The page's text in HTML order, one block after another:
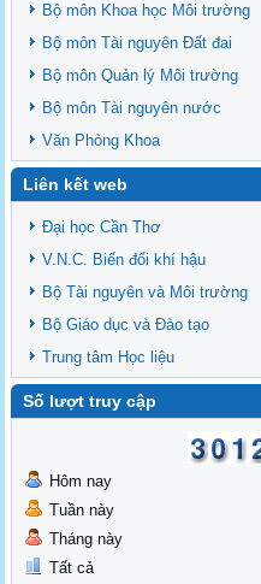
Bộ môn Khoa học Môi trường
Bộ môn Tài nguyên Đất đai
Bộ môn Quản lý Môi trường
Bộ môn Tài nguyên nước
Văn Phòng Khoa
Liên kết web
Đại học Cần Thơ
V.N.C. Biến đổi khí hậu
Bộ Tài nguyên và Môi trường
Bộ Giáo dục và Đào tạo
Trung tâm Học liệu
Số lượt truy cập
Hôm nay
Tuần này
Tháng này
Tất cả